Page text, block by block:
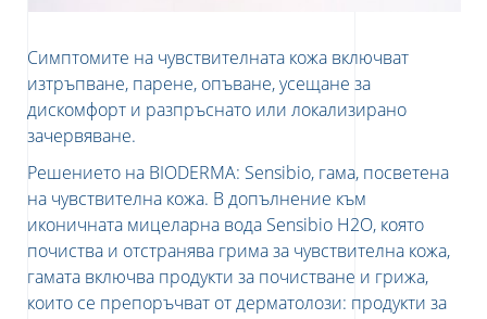
Симптомите на чувствителната кожа включват
изтръпване, парене, опъване, усещане за
дискомфорт и разпръснато или локализирано
зачервяване.
Решението на BIODERMA: Sensibio, гама, посветена
на чувствителна кожа. В допълнение към
иконичната мицеларна вода Sensibio H2O, която
почиства и отстранява грима за чувствителна кожа,
гамата включва продукти за почистване и грижа,
които се препоръчват от дерматолози: продукти за